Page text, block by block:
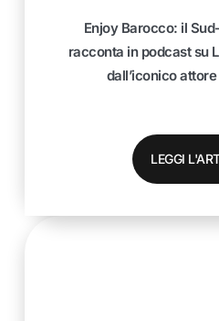
Enjoy Barocco: il
racconta in podcast su
dall’iconico
LEGGI